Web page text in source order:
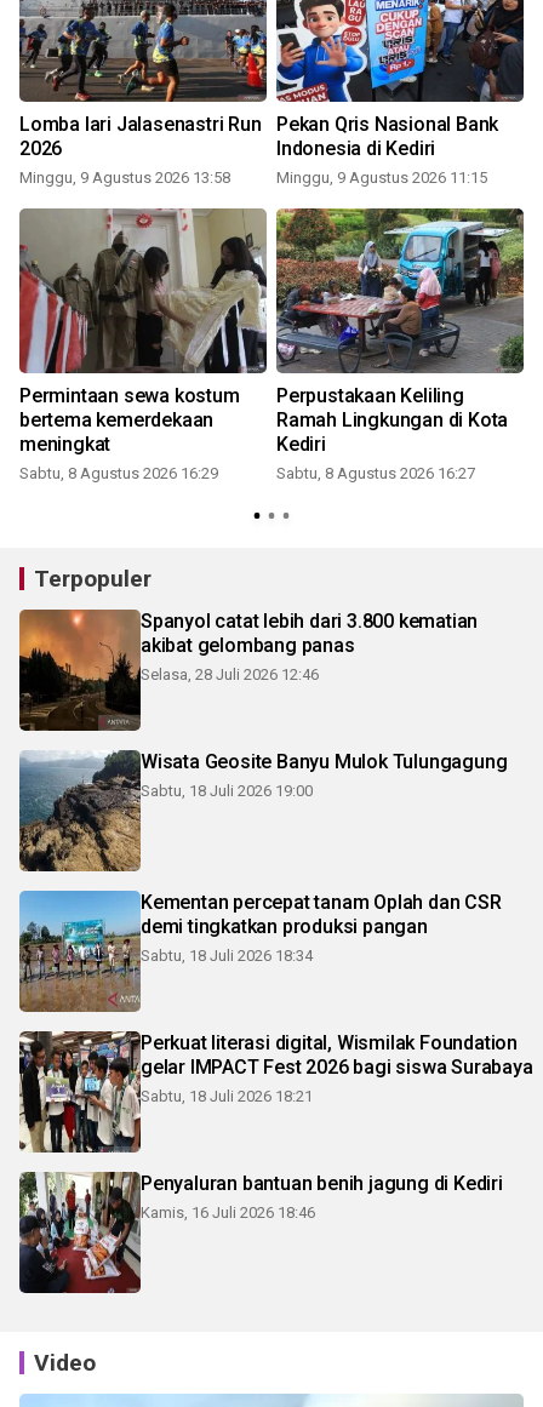
Lomba lari Jalasenastri Run
2026
Minggu, 9 Agustus 2026 13:58
Pekan Qris Nasional Bank
Indonesia di Kediri
Minggu, 9 Agustus 2026 11:15
Permintaan sewa kostum
bertema kemerdekaan
meningkat
Sabtu, 8 Agustus 2026 16:29
Perpustakaan Keliling
Ramah Lingkungan di Kota
Kediri
Sabtu, 8 Agustus 2026 16:27
Terpopuler
Spanyol catat lebih dari 3.800 kematian
akibat gelombang panas
Selasa, 28 Juli 2026 12:46
Wisata Geosite Banyu Mulok Tulungagung
Sabtu, 18 Juli 2026 19:00
Kementan percepat tanam Oplah dan CSR
demi tingkatkan produksi pangan
Sabtu, 18 Juli 2026 18:34
Perkuat literasi digital, Wismilak Foundation
gelar IMPACT Fest 2026 bagi siswa Surabaya
Sabtu, 18 Juli 2026 18:21
Penyaluran bantuan benih jagung di Kediri
Kamis, 16 Juli 2026 18:46
Video